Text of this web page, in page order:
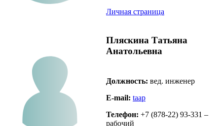
Личная страница
Пляскина Татьяна
Анатольевна
Должность: вед. инженер
E-mail: taap
Телефон: +7 (878-22) 93-331 –
рабочий